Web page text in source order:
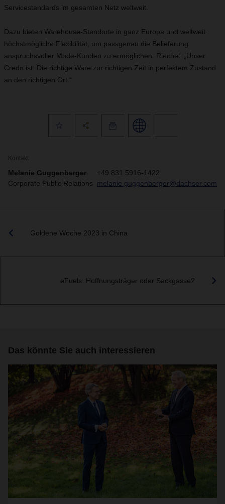
Servicestandards im gesamten Netz weltweit.
Dazu bieten Warehouse-Standorte in ganz Europa und weltweit
höchstmögliche Flexibilität, um passgenau die Belieferung
anspruchsvoller Mode-Kunden zu ermöglichen. Riechel: „Unser
Credo ist: Die richtige Ware zur richtigen Zeit in perfektem Zustand
an den richtigen Ort.“
Kontakt
Melanie Guggenberger
Corporate Public Relations
+49 831 5916-1422
melanie.guggenberger@dachser.com
Goldene Woche 2023 in China
eFuels: Hoffnungsträger oder Sackgasse?
Das könnte Sie auch interessieren